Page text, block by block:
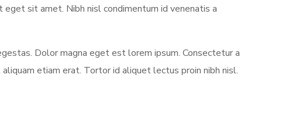
eget sit amet. Nibh nisl condimentum id venenatis a
Dolor magna eget est lorem ipsum. Consectetur a
etiam erat. Tortor id aliquet lectus proin nibh nisl.